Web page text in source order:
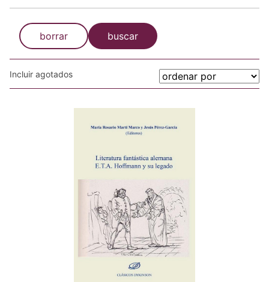
borrar buscar
Incluir agotados